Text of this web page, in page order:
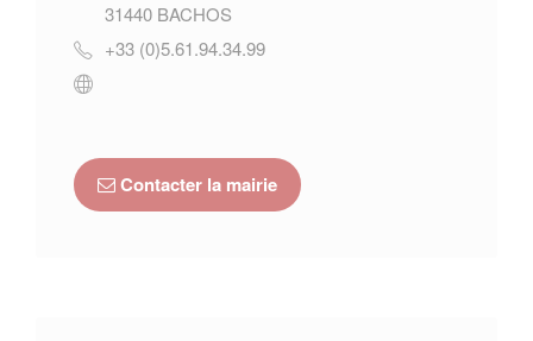
31440 BACHOS
+33 (0)5.61.94.34.99
Contacter la mairie